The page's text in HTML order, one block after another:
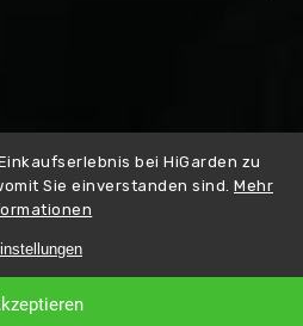
bei HiGarden zu
Sie einverstanden sind. Mehr
Erstellt
von
. Alle Rechte vorbehalten.